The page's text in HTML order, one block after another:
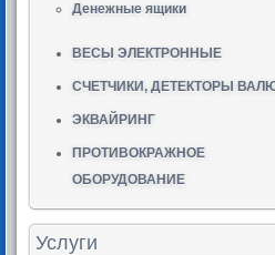
Денежные ящики
ВЕСЫ ЭЛЕКТРОННЫЕ
СЧЕТЧИКИ, ДЕТЕКТОРЫ
ЭКВАЙРИНГ
ПРОТИВОКРАЖНОЕ
ОБОРУДОВАНИЕ
Услуги